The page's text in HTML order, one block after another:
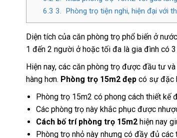
6.3 3. Phòng trọ tiện nghi, hiện đại với
Diện tích của căn phòng trọ phổ biến ở
1 đến 2 người ở hoặc tối đa là gia đình có
Hiện nay, các căn phòng trọ được đầu tư
hàng hơn. Phòng trọ 15m2 đẹp có sự đặc
Phòng trọ 15m2 có phong cách thiết kế
Các phòng trọ này khắc phục được
Cách bố trí phòng trọ 15m2 hiện nay
Phòng trọ nhỏ này nhưng có đầy đủ các